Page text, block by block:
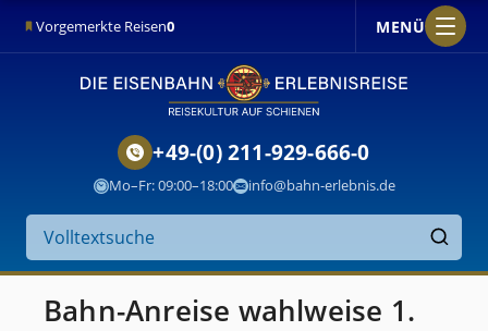
Vorgemerkte Reisen0 MENÜ
Suche
auf
der
Website
Finden
+49-(0) 211-929-666-0
Mo–Fr: 09:00–18:00 info@bahn-erlebnis.de
Bahn-Anreise wahlweise 1.